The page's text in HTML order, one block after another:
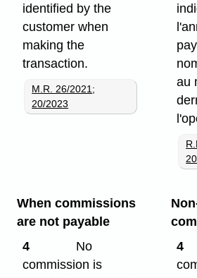
identified by the
customer when
making the
transaction.
M.R. 26/2021 ;
20/2023
au
When commissions
are not payable
4
No
commission is
4